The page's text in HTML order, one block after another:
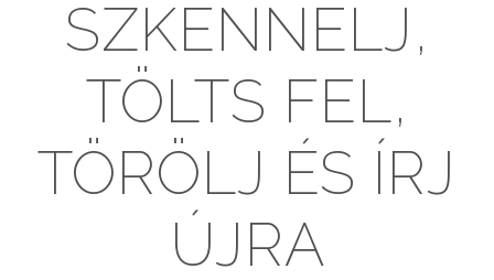
SZKENNELJ,
TÖLTS FEL,
TÖRÖLJ ÉS ÍRJ
ÚJRA